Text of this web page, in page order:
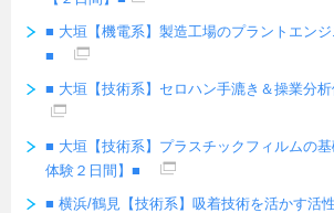
■ 大垣【機電系】製造工場のプラントエンジ
■
■ 大垣【技術系】セロハン手漉き＆操業分
■ 大垣【技術系】プラスチックフィルムの
体験２日間】■
■ 横浜/鶴見【技術系】吸着技術を活かす活